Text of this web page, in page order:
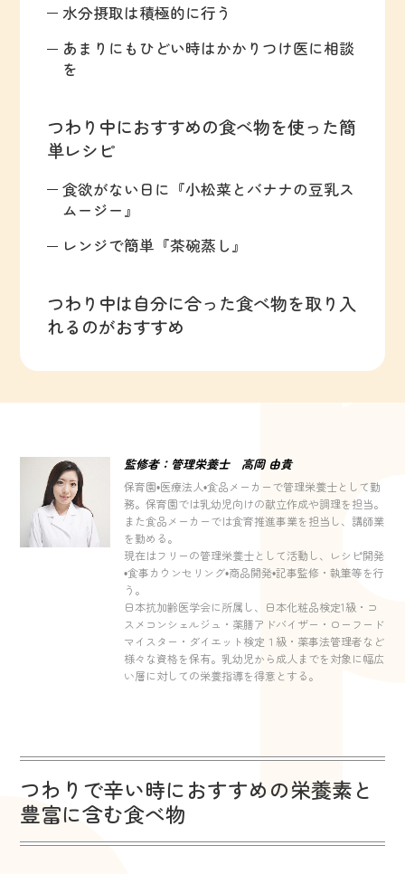
水分摂取は積極的に行う
あまりにもひどい時はかかりつけ医に相談
を
つわり中におすすめの食べ物を使った簡
単レシピ
食欲がない日に『小松菜とバナナの豆乳ス
ムージー』
レンジで簡単『茶碗蒸し』
つわり中は自分に合った食べ物を取り入
れるのがおすすめ
監修者：管理栄養士 高岡 由貴
保育園•医療法人•食品メーカーで管理栄養士として勤
務。保育園では乳幼児向けの献立作成や調理を担当。
また食品メーカーでは食育推進事業を担当し、講師業
を勤める。
現在はフリーの管理栄養士として活動し、レシピ開発
•食事カウンセリング•商品開発•記事監修・執筆等を行
う。
日本抗加齢医学会に所属し、日本化粧品検定1級・コ
スメコンシェルジュ・薬膳アドバイザー・ローフード
マイスター・ダイエット検定１級・薬事法管理者など
様々な資格を保有。乳幼児から成人までを対象に幅広
い層に対しての栄養指導を得意とする。
つわりで辛い時におすすめの栄養素と
豊富に含む食べ物